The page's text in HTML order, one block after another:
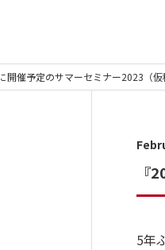
開催予定のサマーセミナー2023（仮
『
5年